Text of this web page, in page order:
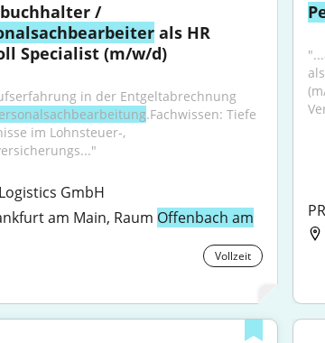
Lohnbuchhalter /
als HR
Specialist (m/w/d)
in der Entgeltabrechnung
.Fachwissen: Tiefe
im Lohnsteuer-,
GmbH
am Main, Raum Offenbach am
Vollzeit